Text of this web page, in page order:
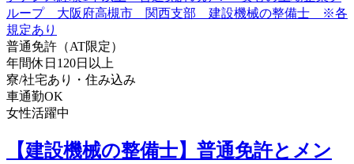
普通免許（AT限定）
年間休日120日以上
寮/社宅あり・住み込み
車通勤OK
女性活躍中
【建設機械の整備士】普通免許とメン